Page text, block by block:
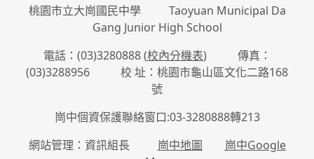
桃園市立大崗國民中學 Taoyuan Municipal Da
Gang Junior High School
電話：(03)3280888 (校內分機表) 傳真：
(03)3288956 校 址：桃園市龜山區文化二路168
號
崗中個資保護聯絡窗口:03-3280888轉213
網站管理：資訊組長 崗中地圖
崗中Google